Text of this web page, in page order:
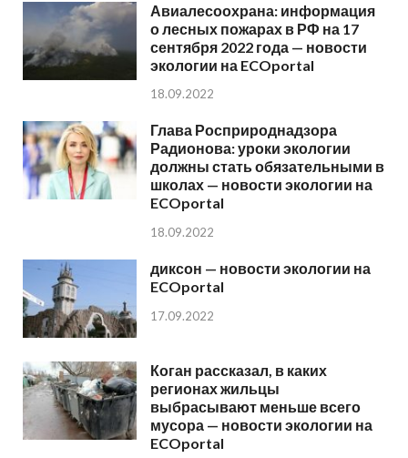
Авиалесоохрана: информация
о лесных пожарах в РФ на 17
сентября 2022 года — новости
экологии на ECOportal
18.09.2022
Глава Росприроднадзора
Радионова: уроки экологии
должны стать обязательными в
школах — новости экологии на
ECOportal
18.09.2022
диксон — новости экологии на
ECOportal
17.09.2022
Коган рассказал, в каких
регионах жильцы
выбрасывают меньше всего
мусора — новости экологии на
ECOportal